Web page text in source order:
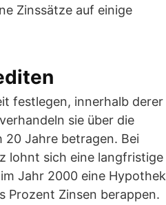
Zinssätze auf einige
festlegen, innerhalb derer
sie über die
20 Jahre betragen. Bei
lohnt sich eine langfristige
Jahr 2000 eine Hypothek
Prozent Zinsen berappen.